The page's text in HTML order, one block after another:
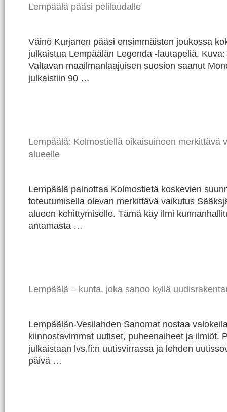
Lempäälä pääsi pelilaudalle
Väinö Kurjanen pääsi ensimmäisten joukossa
julkaistua Lempäälän Legenda -lautapeliä.
Valtavan maailmanlaajuisen suosion saanut
julkaistiin 90 …
Lempäälä: Kolmostiellä oikaisuineen merkittävä
alueelle
Lempäälä painottaa Kolmostietä koskevien
toteutumisella olevan merkittävä vaikutus
alueen kehittymiselle. Tämä käy ilmi
antamasta …
Lempäälä – kunta, joka sanoo kyllä
Lempäälän-Vesilahden Sanomat nostaa
kiinnostavimmat uutiset, puheenaiheet ja ilmiöt.
julkaistaan lvs.fi:n uutisvirrassa ja lehden
päivä …